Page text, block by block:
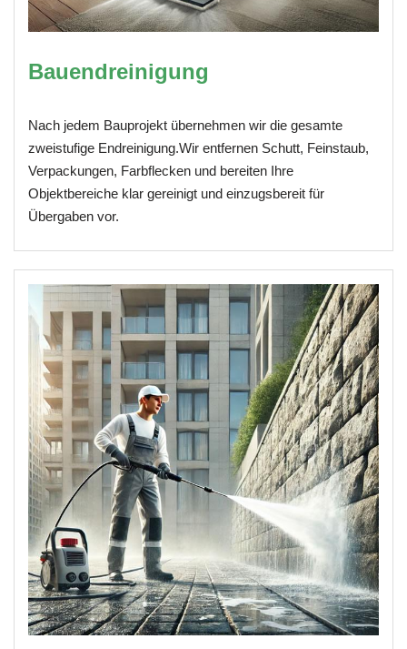
Bauendreinigung
Nach jedem Bauprojekt übernehmen wir die gesamte
zweistufige Endreinigung.Wir entfernen Schutt, Feinstaub,
Verpackungen, Farbflecken und bereiten Ihre
Objektbereiche klar gereinigt und einzugsbereit für
Übergaben vor.